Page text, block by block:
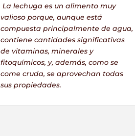
La lechuga es un alimento muy
valioso porque, aunque está
compuesta principalmente de agua,
contiene cantidades significativas
de vitaminas, minerales y
fitoquímicos, y, además, como se
come cruda, se aprovechan todas
sus propiedades.